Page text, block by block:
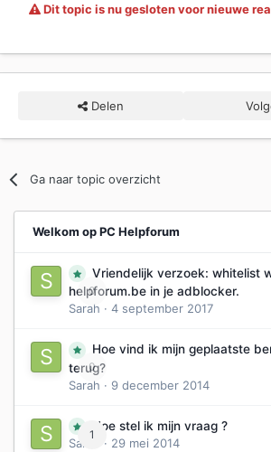
Dit topic is nu gesloten voor nieuwe
Delen
Ga naar topic overzicht
Welkom op PC Helpforum
0
Vriendelijk verzoek: whitelist
helpforum.be in je adblocker.
Sarah · 4 september 2017
0
Hoe vind ik mijn geplaatste
terug?
Sarah · 9 december 2014
1
Hoe stel ik mijn vraag ?
Sarah
· 29 mei 2014